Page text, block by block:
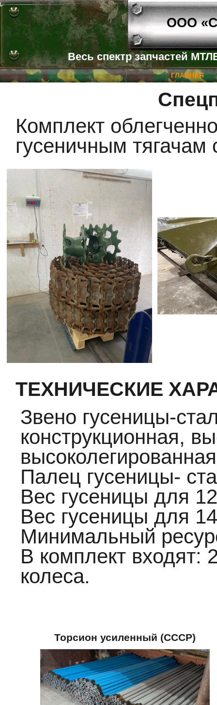
Весь спектр запчастей
ООО
ГЛАВНАЯ
Комплект
гусеничным
ТЕХНИЧЕСКИЕ
Звено гусеницы-
конструкционная,
Палец гусеницы-
Вес гусеницы для
Вес гусеницы для
Минимальный
В комплект входят:
колеса.
Торсион усиленный (СССР)